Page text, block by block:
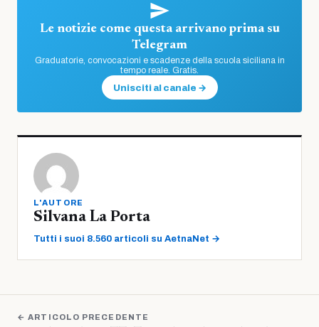
Le notizie come questa arrivano prima su
Telegram
Graduatorie, convocazioni e scadenze della scuola siciliana in
tempo reale. Gratis.
Unisciti al canale →
L'AUTORE
Silvana La Porta
Tutti i suoi 8.560 articoli su AetnaNet →
← ARTICOLO PRECEDENTE